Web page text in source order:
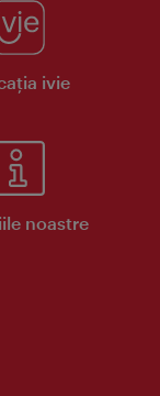
ivie
noastre